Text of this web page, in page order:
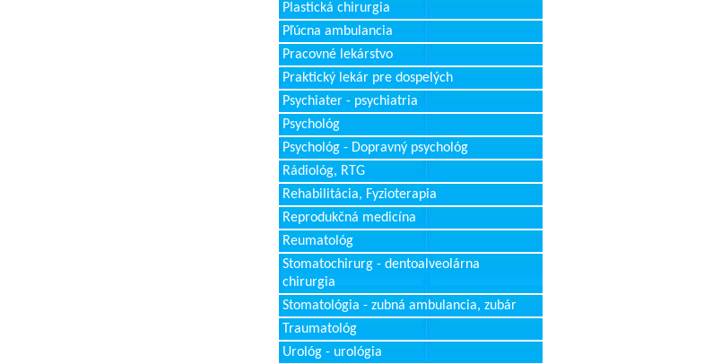
Plastická chirurgia
Pľúcna ambulancia
Pracovné lekárstvo
Praktický lekár pre dospelých
Psychiater - psychiatria
Psychológ
Psychológ - Dopravný psychológ
Rádiológ, RTG
Rehabilitácia, Fyzioterapia
Reprodukčná medicína
Reumatológ
Stomatochirurg - dentoalveolárna
chirurgia
Stomatológia - zubná ambulancia, zubár
Traumatológ
Urológ - urológia